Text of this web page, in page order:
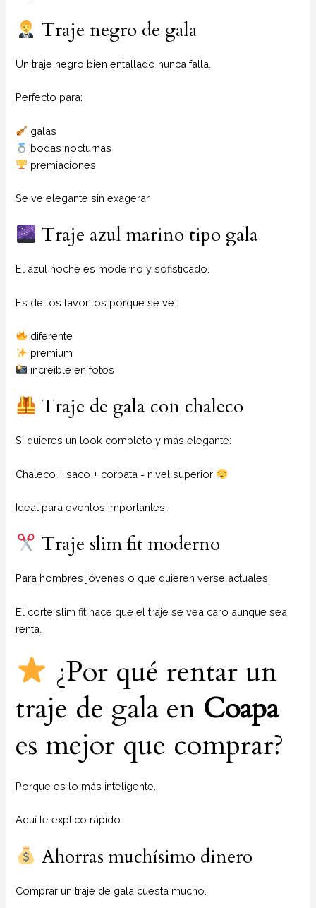
Traje negro de gala
Un traje negro bien entallado nunca falla.
Perfecto para:
galas
bodas nocturnas
premiaciones
Se ve elegante sin exagerar.
Traje azul marino tipo gala
El azul noche es moderno y sofisticado.
Es de los favoritos porque se ve:
diferente
premium
increíble en fotos
Traje de gala con chaleco
Si quieres un look completo y más elegante:
Chaleco + saco + corbata = nivel superior
Ideal para eventos importantes.
Traje slim fit moderno
Para hombres jóvenes o que quieren verse actuales.
El corte slim fit hace que el traje se vea caro aunque sea
renta.
¿Por qué rentar un
traje de gala en Coapa
es mejor que comprar?
Porque es lo más inteligente.
Aquí te explico rápido:
Ahorras muchísimo dinero
Comprar un traje de gala cuesta mucho.